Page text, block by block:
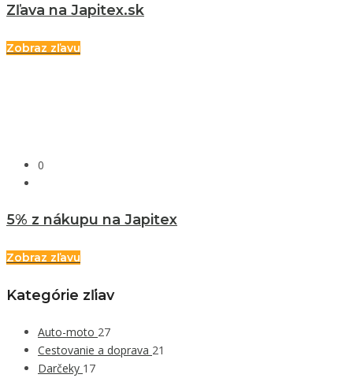
Zľava na Japitex.sk
Zobraz zľavu
0
5% z nákupu na Japitex
Zobraz zľavu
Kategórie zľiav
Auto-moto 27
Cestovanie a doprava 21
Darčeky 17